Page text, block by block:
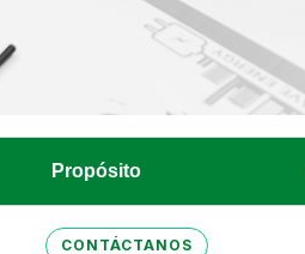
Propósito
CONTÁCTANOS